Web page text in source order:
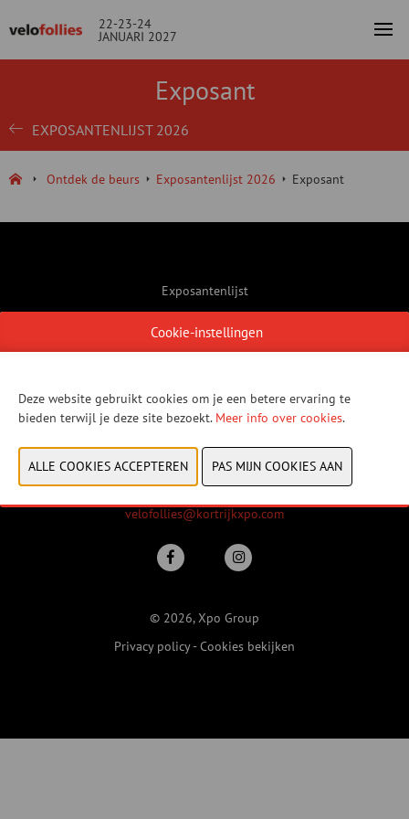
22-23-24
JANUARI 2027
Exposant
EXPOSANTENLIJST 2026
Ontdek de beurs Exposantenlijst 2026 Exposant
Exposantenlijst
Vrijdag 22 januari 2027
Zondag 24 januari 2027
velofollies@kortrijkxpo.com
© 2026, Xpo Group
Privacy policy-Cookies bekijken
Cookie-instellingen
Deze website gebruikt cookies om je een betere ervaring te
bieden terwijl je deze site bezoekt. Meer info over cookies.